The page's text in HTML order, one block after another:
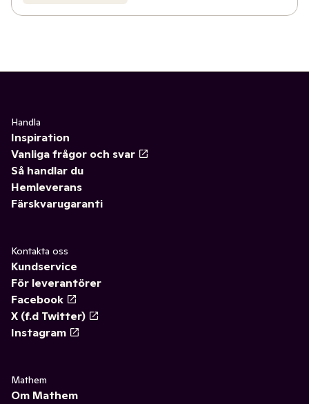
Handla
Inspiration
Vanliga frågor och svar
Så handlar du
Hemleverans
Färskvarugaranti
Kontakta oss
Kundservice
För leverantörer
Facebook
X (f.d Twitter)
Instagram
Mathem
Om Mathem